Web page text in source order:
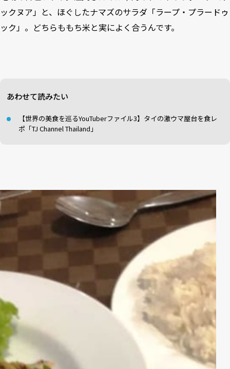
ックヌア」と、ほぐしたナマズのサラダ「ラープ・プラードゥ
ック」。どちらももち米と実によく合うんです。
あわせて読みたい
【世界の美食を巡るYouTuberファイル3】タイの激ウマ屋台を食レ
ポ「TJ Channel Thailand」